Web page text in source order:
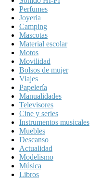
Perfumes
Joyeria
Camping
Mascotas
Material escolar
Motos
Movilidad
Bolsos de mujer
Viajes
Papelería
Manualidades
Televisores
Cine y series
Instrumentos musicales
Muebles
Descanso
Actualidad
Modelismo
Música
Libros